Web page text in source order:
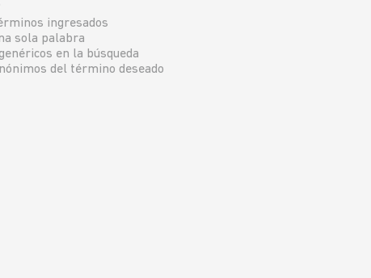
ingresados
sola palabra
en la búsqueda
del término deseado